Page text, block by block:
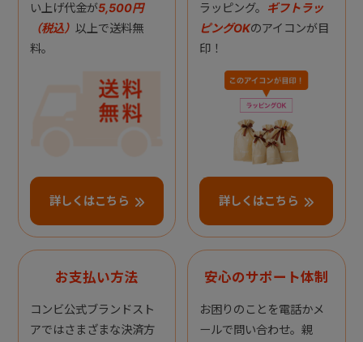
い上げ代金が5,500円
（税込） 以上で送料無
料。
詳しくはこちら
ラッピング。 ギフトラッ
ピングOKのアイコンが目
印！
詳しくはこちら
お支払い方法
コンビ公式ブランドスト
アではさまざまな決済方
安心のサポート体制
お困りのことを電話かメ
ールで問い合わせ。親